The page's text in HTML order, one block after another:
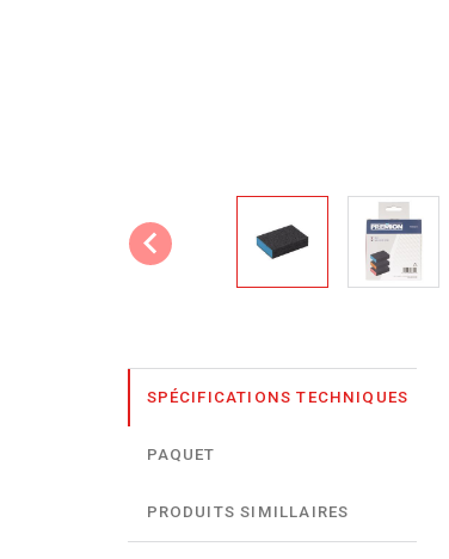
SPÉCIFICATIONS TECHNIQUES
PAQUET
PRODUITS SIMILLAIRES